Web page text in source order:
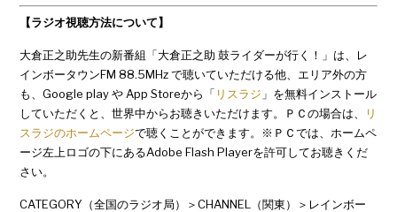
【ラジオ視聴方法について】
大倉正之助先生の新番組「大倉正之助 鼓ライダーが行く！」は、レ
インボータウンFM 88.5MHz で聴いていただける他、エリア外の方
も、Google play や App Storeから「 リスラジ 」を無料インストール
していただくと、世界中からお聴きいただけます。ＰＣの場合は、
リ
スラジのホームページで聴くことができます。※ＰＣでは、ホームペ
ージ左上ロゴの下にあるAdobe Flash Playerを許可してお聴きくだ
さい。
CATEGORY（全国のラジオ局）＞CHANNEL（関東）＞レインボー